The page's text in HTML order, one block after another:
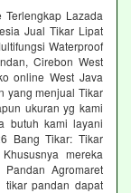
Lazada
Jual Tikar Lipat
Waterproof
Cirebon West
online West Java
yang menjual Tikar
ukuran yg kami
butuh kami layani
Bang Tikar: Tikar
mereka
Agromaret
tikar pandan dapat